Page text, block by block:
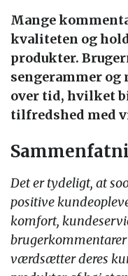
Mange
kvaliteten og
produkter.
sengerammer og
over tid, hvilket
tilfredshed med
Det er tydeligt, at
positive
komfort,
værdsætter deres